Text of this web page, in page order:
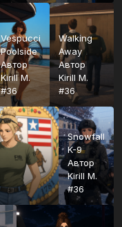
Vespucci
Poolside
Автор
Kirill M.
#36
Walking
Away
Автор
Kirill M.
#36
Snowfall
K-9
Автор
Kirill M.
#36